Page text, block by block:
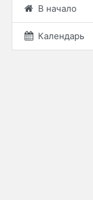
В начало
Календарь